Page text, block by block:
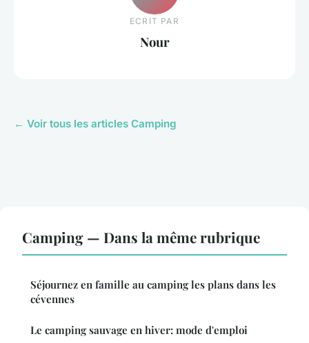
ECRIT PAR
Nour
← Voir tous les articles Camping
Camping — Dans la même rubrique
Séjournez en famille au camping les plans dans les
cévennes
Le camping sauvage en hiver: mode d'emploi